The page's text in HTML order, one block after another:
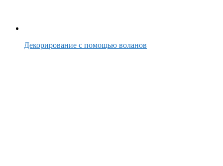
Декорирование с помощью воланов